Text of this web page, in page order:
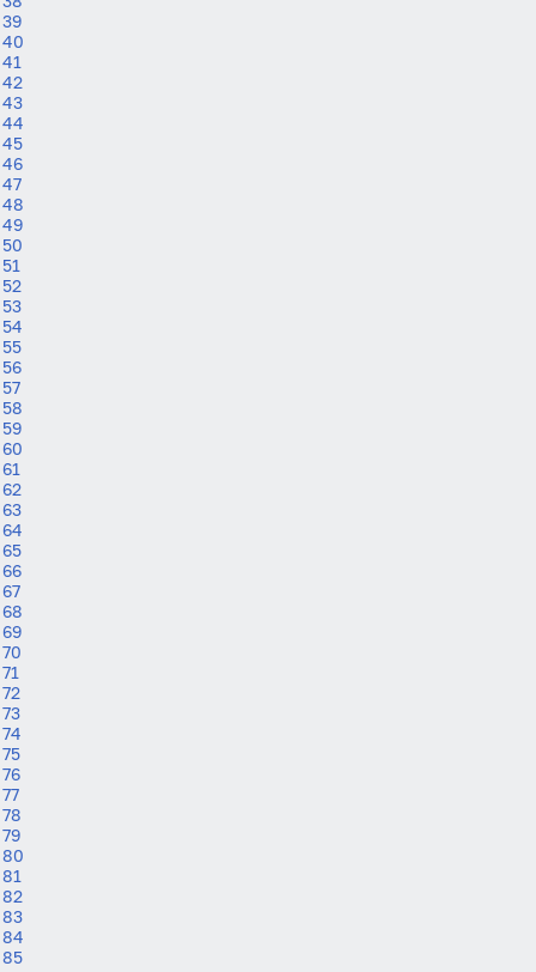
39
40
41
42
43
44
45
46
47
48
49
50
51
52
53
54
55
56
57
58
59
60
61
62
63
64
65
66
67
68
69
70
71
72
73
74
75
76
77
78
79
80
81
82
83
84
85